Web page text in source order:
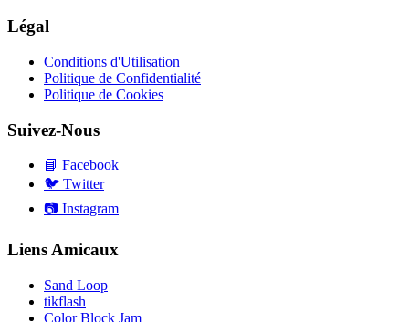
Légal
Conditions d'Utilisation
Politique de Confidentialité
Politique de Cookies
Suivez-Nous
📘 Facebook
🐦 Twitter
📷 Instagram
Liens Amicaux
Sand Loop
tikflash
Color Block Jam